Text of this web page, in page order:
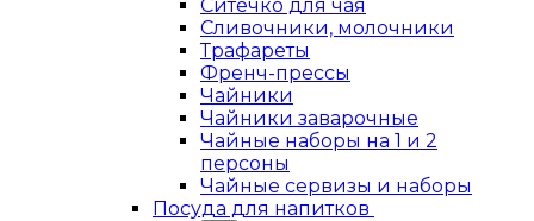
Ситечко для чая
Сливочники, молочники
Трафареты
Френч-прессы
Чайники
Чайники заварочные
Чайные наборы на 1 и 2
персоны
Чайные сервизы и наборы
Посуда для напитков